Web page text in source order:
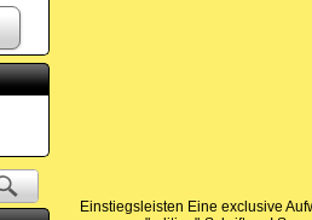
Einstiegsleisten Eine exclusive